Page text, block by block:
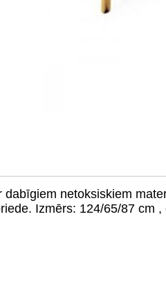
netoksiskiem
Izmērs: 124/65/87 cm